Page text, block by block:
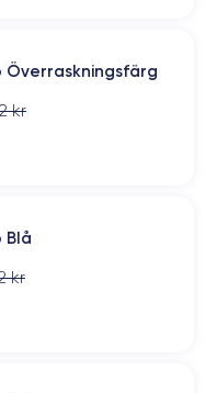
Överraskningsfärg
kr
Blå
kr